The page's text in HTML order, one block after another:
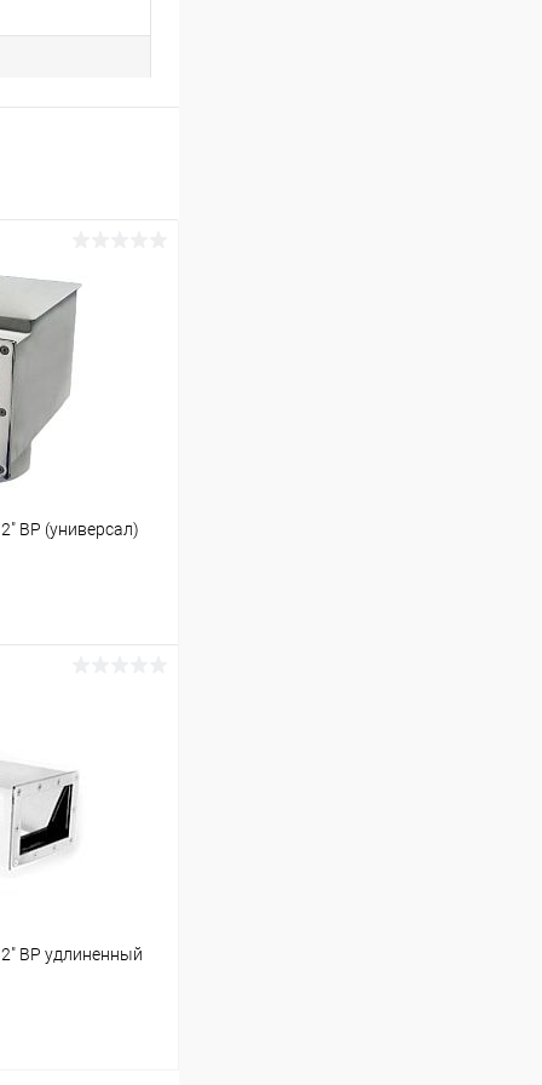
ВР (универсал)
В наличии
ВР удлиненный